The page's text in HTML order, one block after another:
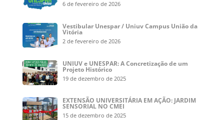
6 de fevereiro de 2026
Vestibular Unespar / Uniuv Campus União da
Vitória
2 de fevereiro de 2026
UNIUV e UNESPAR: A Concretização de um
Projeto Histórico
19 de dezembro de 2025
EXTENSÃO UNIVERSITÁRIA EM AÇÃO: JARDIM
SENSORIAL NO CMEI
15 de dezembro de 2025